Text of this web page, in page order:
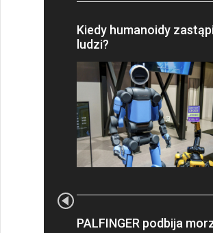
Kiedy humanoidy
ludzi?
PALFINGER podbija